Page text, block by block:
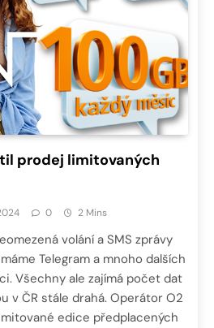
prodej limitovaných
0 2 Mins
volání a SMS zprávy
Telegram a mnoho dalších
Všechny ale zajímá počet dat
v ČR stále drahá. Operátor O2
edice předplacených